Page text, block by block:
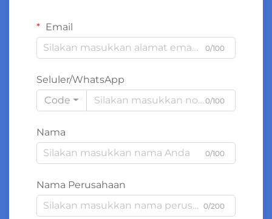
Email
0/100
Seluler/WhatsApp
Code
0/100
Nama
0/100
Nama Perusahaan
0/200